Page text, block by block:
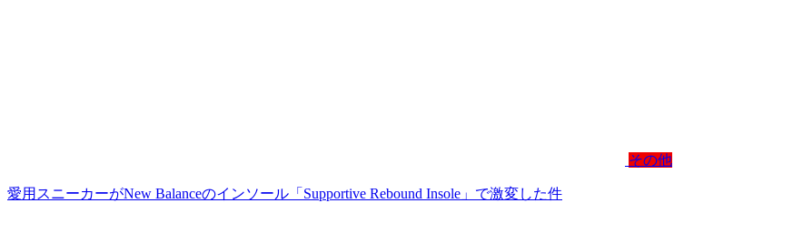
その他
愛用スニーカーがNew Balanceのインソール「Supportive Rebound Insole」で激変した件